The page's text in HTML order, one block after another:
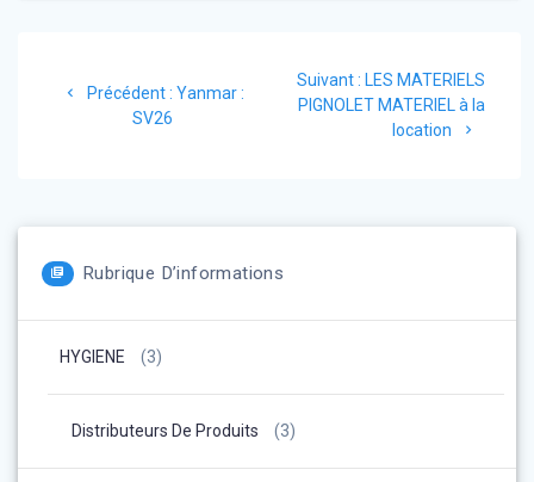
Précédent : Article
Yanmar :
SV26
Suivant : Article
suivant
LES MATERIELS
PIGNOLET MATERIEL à la
location
Rubrique D’informations
HYGIENE (3)
Distributeurs De Produits (3)